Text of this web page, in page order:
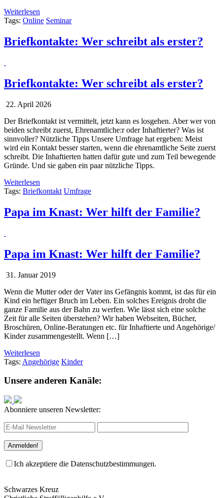
Weiterlesen
Tags: Online Seminar
Briefkontakte: Wer schreibt als erster?
Briefkontakte: Wer schreibt als erster?
22. April 2026
Der Briefkontakt ist vermittelt, jetzt kann es losgehen. Aber wer von
beiden schreibt zuerst, Ehrenamtliche:r oder Inhaftierter? Was ist
sinnvoller? Nützliche Tipps Unsere Umfrage hat ergeben: Meist
wird ein Kontakt besser starten, wenn die ehrenamtliche Seite zuerst
schreibt. Die Inhaftierten hatten dafür gute und zum Teil bewegende
Gründe. Und sie gaben ein paar nützliche Tipps.
Weiterlesen
Tags: Briefkontakt Umfrage
Papa im Knast: Wer hilft der Familie?
Papa im Knast: Wer hilft der Familie?
31. Januar 2019
Wenn die Mutter oder der Vater ins Gefängnis kommt, ist das für ein
Kind ein heftiger Bruch im Leben. Ein solches Ereignis droht die
ganze Familie aus der Bahn zu werfen. Wie lässt sich eine solche
Zeit für alle Seiten überstehen? Wir haben Webseiten, Bücher,
Broschüren, Online-Beratungen etc. für Inhaftierte und Angehörige/
Kinder zusammengestellt. Wenn […]
Weiterlesen
Tags: Angehörige Kinder
Unsere anderen Kanäle:
Abonniere unseren Newsletter:
Ich akzeptiere die Datenschutzbestimmungen.
Schwarzes Kreuz